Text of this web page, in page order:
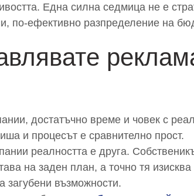
Една силна седмица не е
по-ефективно разпределение на
достатъчно време и човек с
и процесът е сравнително прост.
реалността е друга.
на заден план, а точно тя
загубени възможности.